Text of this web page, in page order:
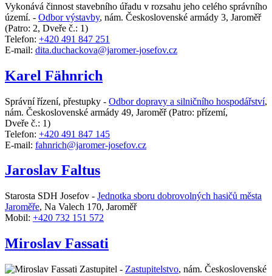
Vykonává činnost stavebního úřadu v rozsahu jeho celého správního
území. - Odbor výstavby, nám. Československé armády 3, Jaroměř
(Patro: 2, Dveře č.: 1)
Telefon: +420 491 847 251
E-mail: dita.duchackova@jaromer-josefov.cz
Karel Fähnrich
Správní řízení, přestupky - Odbor dopravy a silničního hospodářství,
nám. Československé armády 49, Jaroměř(Patro: přízemí,
Dveře č.: 1)
Telefon: +420 491 847 145
E-mail: fahnrich@jaromer-josefov.cz
Jaroslav Faltus
Starosta SDH Josefov - Jednotka sboru dobrovolných hasičů města
Jaroměře, Na Valech 170, Jaroměř
Mobil: +420 732 151 572
Miroslav Fassati
Zastupitel - Zastupitelstvo, nám. Československé